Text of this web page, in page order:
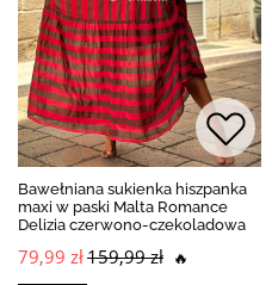
Bawełniana sukienka hiszpanka
maxi w paski Malta Romance
Delizia czerwono-czekoladowa
79,99 zł159,99 zł 🔥